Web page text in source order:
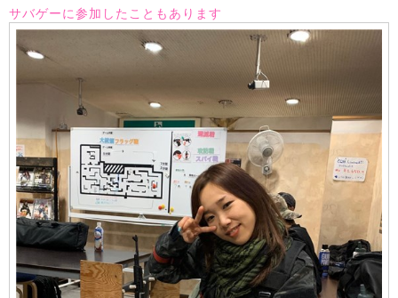
サバゲーに参加したこともあります